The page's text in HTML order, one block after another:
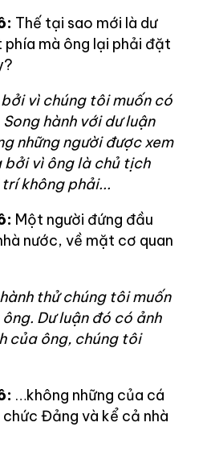
Thế tại sao mới là dư
mà ông lại phải đặt
bởi vì chúng tôi muốn có
hành với dư luận
những người được xem
bởi vì ông là chủ tịch
không phải...
Một người đứng đầu
nước, về mặt cơ quan
thử chúng tôi muốn
Dư luận đó có ảnh
của ông, chúng tôi
…không những của cá
Đảng và kể cả nhà